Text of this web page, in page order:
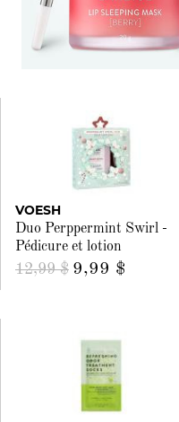
VOESH
Duo Perppermint Swirl -
Pédicure et lotion
12,99 $ 9,99 $